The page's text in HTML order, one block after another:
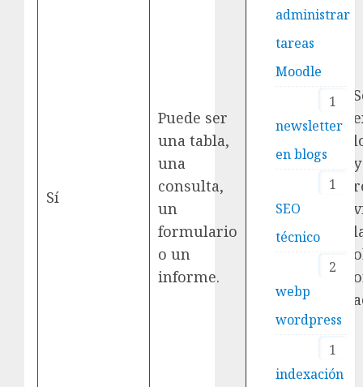
Sí
Puede ser
una tabla,
una
consulta,
un
formulario
o un
informe.
formato
administrar
tareas
Moodle
1
newsletter
en blogs
1
SEO
técnico
2
webp
wordpress
1
indexación